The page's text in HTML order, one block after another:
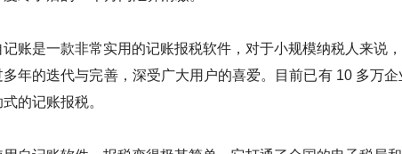
记账是一款非常实用的记账报税软件，对于小规模纳税人来说
多年的迭代与完善，深受广大用户的喜爱。目前已有 10 多万
式的记账报税。